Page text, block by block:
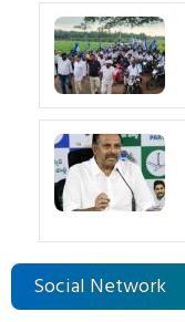
Social Network